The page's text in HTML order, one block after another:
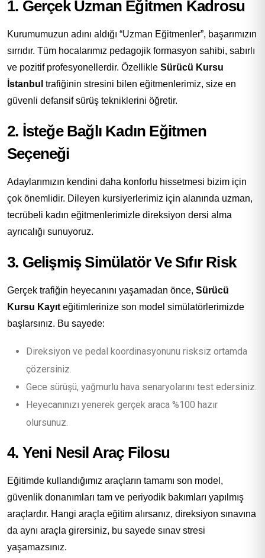
1. Gerçek Uzman Eğitmen Kadrosu
Kurumumuzun adını aldığı “Uzman Eğitmenler”, başarımızın
sırrıdır. Tüm hocalarımız pedagojik formasyon sahibi, sabırlı
ve pozitif profesyonellerdir. Özellikle Sürücü Kursu
İstanbul trafiğinin stresini bilen eğitmenlerimiz, size en
güvenli defansif sürüş tekniklerini öğretir.
2. İsteğe Bağlı Kadın Eğitmen
Seçeneği
Adaylarımızın kendini daha konforlu hissetmesi bizim için
çok önemlidir. Dileyen kursiyerlerimiz için alanında uzman,
tecrübeli kadın eğitmenlerimizle direksiyon dersi alma
ayrıcalığı sunuyoruz.
3. Gelişmiş Simülatör Ve Sıfır Risk
Gerçek trafiğin heyecanını yaşamadan önce, Sürücü
Kursu Kayıt eğitimlerinize son model simülatörlerimizde
başlarsınız. Bu sayede:
Direksiyon ve pedal koordinasyonunu risksiz ortamda
çözersiniz.
Gece sürüşü, yağmurlu hava senaryolarını test edersiniz.
Heyecanınızı yenerek gerçek araca %100 hazır
olursunuz.
4. Yeni Nesil Araç Filosu
Eğitimde kullandığımız araçların tamamı son model,
güvenlik donanımları tam ve periyodik bakımları yapılmış
araçlardır. Hangi araçla eğitim alırsanız, direksiyon sınavına
da aynı araçla girersiniz, bu sayede sınav stresi
yaşamazsınız.